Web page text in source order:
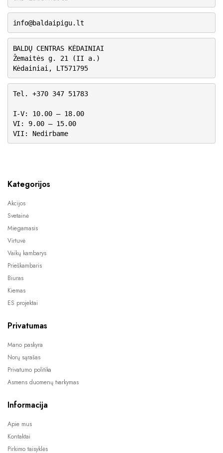
info@baldaipigu.lt
BALDŲ CENTRAS KĖDAINIAI
Žemaitės g. 21 (II a.)
Kėdainiai, LT571795
Tel. +370 347 51783
I-V: 10.00 – 18.00
VI: 9.00 – 15.00
VII: Nedirbame
Kategorijos
Akcijos
Svetainė
Miegamasis
Virtuvė
Vaikų kambarys
Prieškambaris
Biuras
Kiemas
ES projektai
Privatumas
Mano paskyra
Norų sąrašas
Privatumo politika
Asmens duomenų tvarkymas
Informacija
Apie mus
Kontaktai
Pirkimo taisyklės